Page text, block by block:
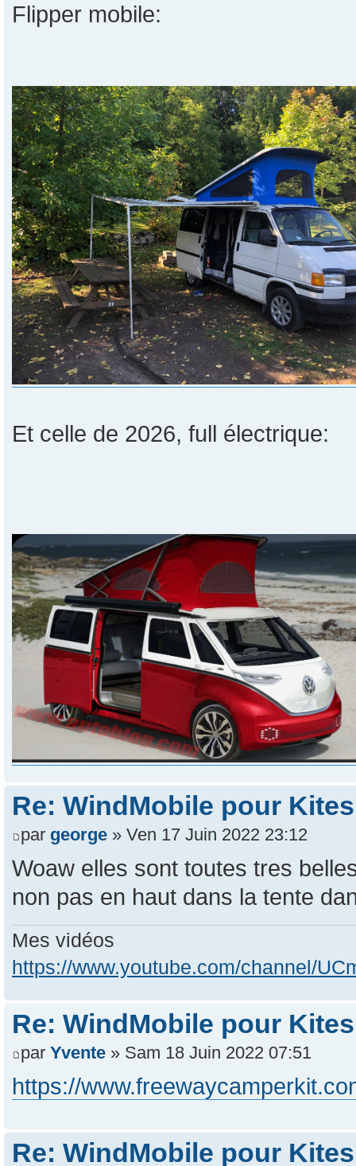
Flipper mobile:
Et celle de 2026, full électrique:
Re: WindMobile pour
par george » Ven 17 Juin 2022 23:12
Woaw elles sont toutes tres
non pas en haut dans la tente
Mes vidéos
https://www.youtube.com/channel/
Re: WindMobile pour
par Yvente » Sam 18 Juin 2022 07:51
https://
Re: WindMobile pour